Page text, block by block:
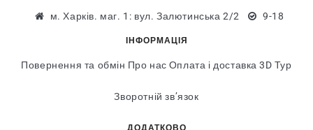
м. Харків. маг. 1: вул. Залютинська 2/2 9-18
ІНФОРМАЦІЯ
Повернення та обмін Про нас Оплата і доставка 3D Тур
Зворотній зв’язок
ДОДАТКОВО